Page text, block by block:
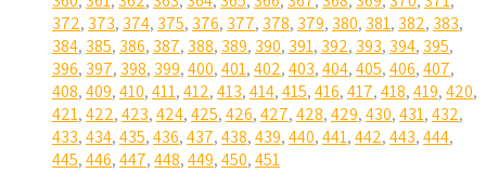
372, 373, 374, 375, 376, 377, 378, 379, 380, 381, 382, 383,
384, 385, 386, 387, 388, 389, 390, 391, 392, 393, 394, 395,
396, 397, 398, 399,400,401,402,403,404,405,406,407,
408,409,410,411,412,413,414,415,416,417,418,419,420,
421,422,423,424,425,426,427,428,429,430,431,432,
433,434,435,436,437,438,439,440,441,442,443,444,
445,446,447,448,449,450,451